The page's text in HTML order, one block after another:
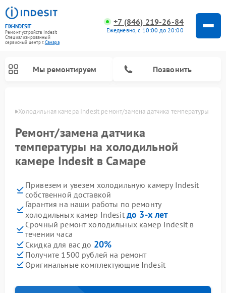
FIX-INDESIT
Ремонт устройств Indesit
Специализированный
cервисный центр г.Самара
+7 (846) 219-26-84
Ежедневно, с 10:00 до 20:00
Мы ремонтируем Позвонить
Холодильная камера Indesit ремонт/замена датчика температуры
Ремонт/замена датчика
температуры на холодильной
камере Indesit в Самаре
Привезем и увезем холодильную камеру Indesit
собственной доставкой
Гарантия на наши работы по ремонту
холодильных камер Indesit до 3-х лет
Срочный ремонт холодильных камер Indesit в
течении часа
Скидка для вас до 20%
Получите 1500 рублей на ремонт
Оригинальные комплектующие Indesit